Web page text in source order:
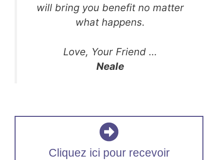
will bring you benefit no matter
what happens.
Love, Your Friend …
Neale
Cliquez ici pour recevoir